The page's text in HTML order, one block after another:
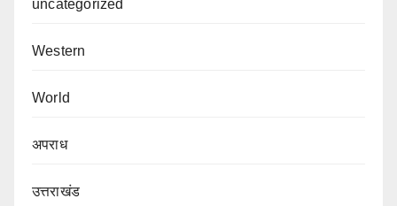
uncategorized
Western
World
अपराध
उत्तराखंड